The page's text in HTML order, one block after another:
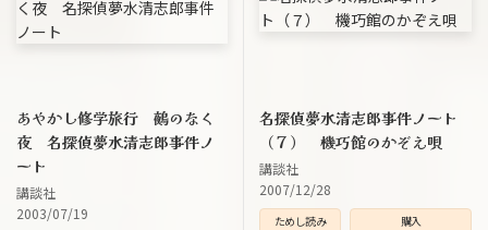
あやかし修学旅行 鵺のなく
夜 名探偵夢水清志郎事件ノ
ート
講談社
2003/07/19
名探偵夢水清志郎事件ノート
（７） 機巧館のかぞえ唄
講談社
2007/12/28
ためし読み 購入